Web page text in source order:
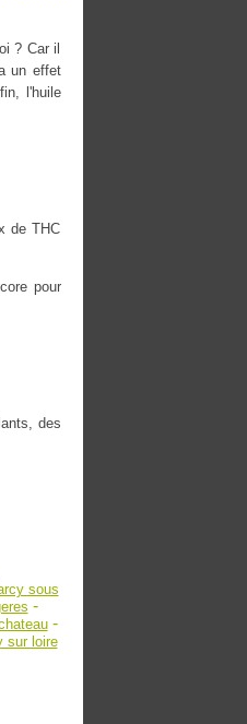
? Car il
un effet
l'huile
de THC
pour
des
sous
-
-
sur loire